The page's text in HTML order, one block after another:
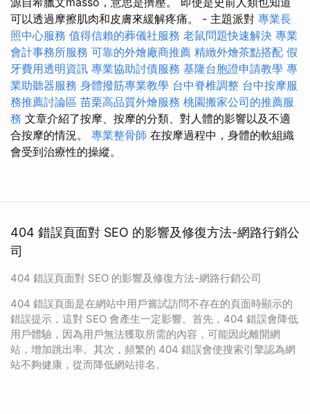
可以透過摩擦肌肉和皮膚來緩解疼痛。 - 主題派對 專業長
照中心服務 值得信賴的葬儀社服務 老鼠問題快速解決 專業
會計事務所服務 可靠的外燴廠商推薦 精緻外燴茶點搭配 假
牙費用透明資訊 專業協助討債服務 基隆台胞證申請教學 專
業助聽器服務 身體撥筋專業教學 台中脊椎調整 台中按摩服
務推薦討論區 苗栗高品質外燴服務 桃園搬家公司的推薦服
務 文章介紹了按摩、按摩的分類、對人體的影響以及不適
合按摩的情況。 專業整骨師 在按摩過程中，身體的軟組織
會受到治療性的操縱。
404 錯誤頁面對 SEO 的影響及修復方法-網路行銷公
司
404 錯誤頁面對 SEO 的影響及修復方法-網路行銷公司
404 錯誤頁面是在網站中用戶嘗試訪問不存在的頁面時顯示的
錯誤提示，這對 SEO 會產生一定影響。首先，404 錯誤會降低
用戶體驗，因為用戶無法獲取所需的內容，可能因此離開網
站，增加跳出率。其次，頻繁的 404 錯誤會使搜索引擎認為網
站不夠健康，從而降低網站排名。